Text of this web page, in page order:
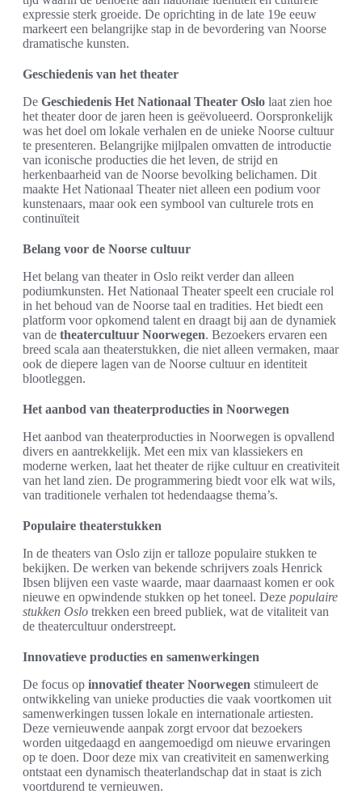
expressie sterk groeide. De oprichting in de late 19e eeuw
markeert een belangrijke stap in de bevordering van Noorse
dramatische kunsten.
Geschiedenis van het theater
De Geschiedenis Het Nationaal Theater Oslo laat zien hoe
het theater door de jaren heen is geëvolueerd. Oorspronkelijk
was het doel om lokale verhalen en de unieke Noorse cultuur
te presenteren. Belangrijke mijlpalen omvatten de introductie
van iconische producties die het leven, de strijd en
herkenbaarheid van de Noorse bevolking belichamen. Dit
maakte Het Nationaal Theater niet alleen een podium voor
kunstenaars, maar ook een symbool van culturele trots en
continuïteit
Belang voor de Noorse cultuur
Het belang van theater in Oslo reikt verder dan alleen
podiumkunsten. Het Nationaal Theater speelt een cruciale rol
in het behoud van de Noorse taal en tradities. Het biedt een
platform voor opkomend talent en draagt bij aan de dynamiek
van de theatercultuur Noorwegen. Bezoekers ervaren een
breed scala aan theaterstukken, die niet alleen vermaken, maar
ook de diepere lagen van de Noorse cultuur en identiteit
blootleggen.
Het aanbod van theaterproducties in Noorwegen
Het aanbod van theaterproducties in Noorwegen is opvallend
divers en aantrekkelijk. Met een mix van klassiekers en
moderne werken, laat het theater de rijke cultuur en creativiteit
van het land zien. De programmering biedt voor elk wat wils,
van traditionele verhalen tot hedendaagse thema’s.
Populaire theaterstukken
In de theaters van Oslo zijn er talloze populaire stukken te
bekijken. De werken van bekende schrijvers zoals Henrick
Ibsen blijven een vaste waarde, maar daarnaast komen er ook
nieuwe en opwindende stukken op het toneel. Deze populaire
stukken Oslo trekken een breed publiek, wat de vitaliteit van
de theatercultuur onderstreept.
Innovatieve producties en samenwerkingen
De focus op innovatief theater Noorwegen stimuleert de
ontwikkeling van unieke producties die vaak voortkomen uit
samenwerkingen tussen lokale en internationale artiesten.
Deze vernieuwende aanpak zorgt ervoor dat bezoekers
worden uitgedaagd en aangemoedigd om nieuwe ervaringen
op te doen. Door deze mix van creativiteit en samenwerking
ontstaat een dynamisch theaterlandschap dat in staat is zich
voortdurend te vernieuwen.